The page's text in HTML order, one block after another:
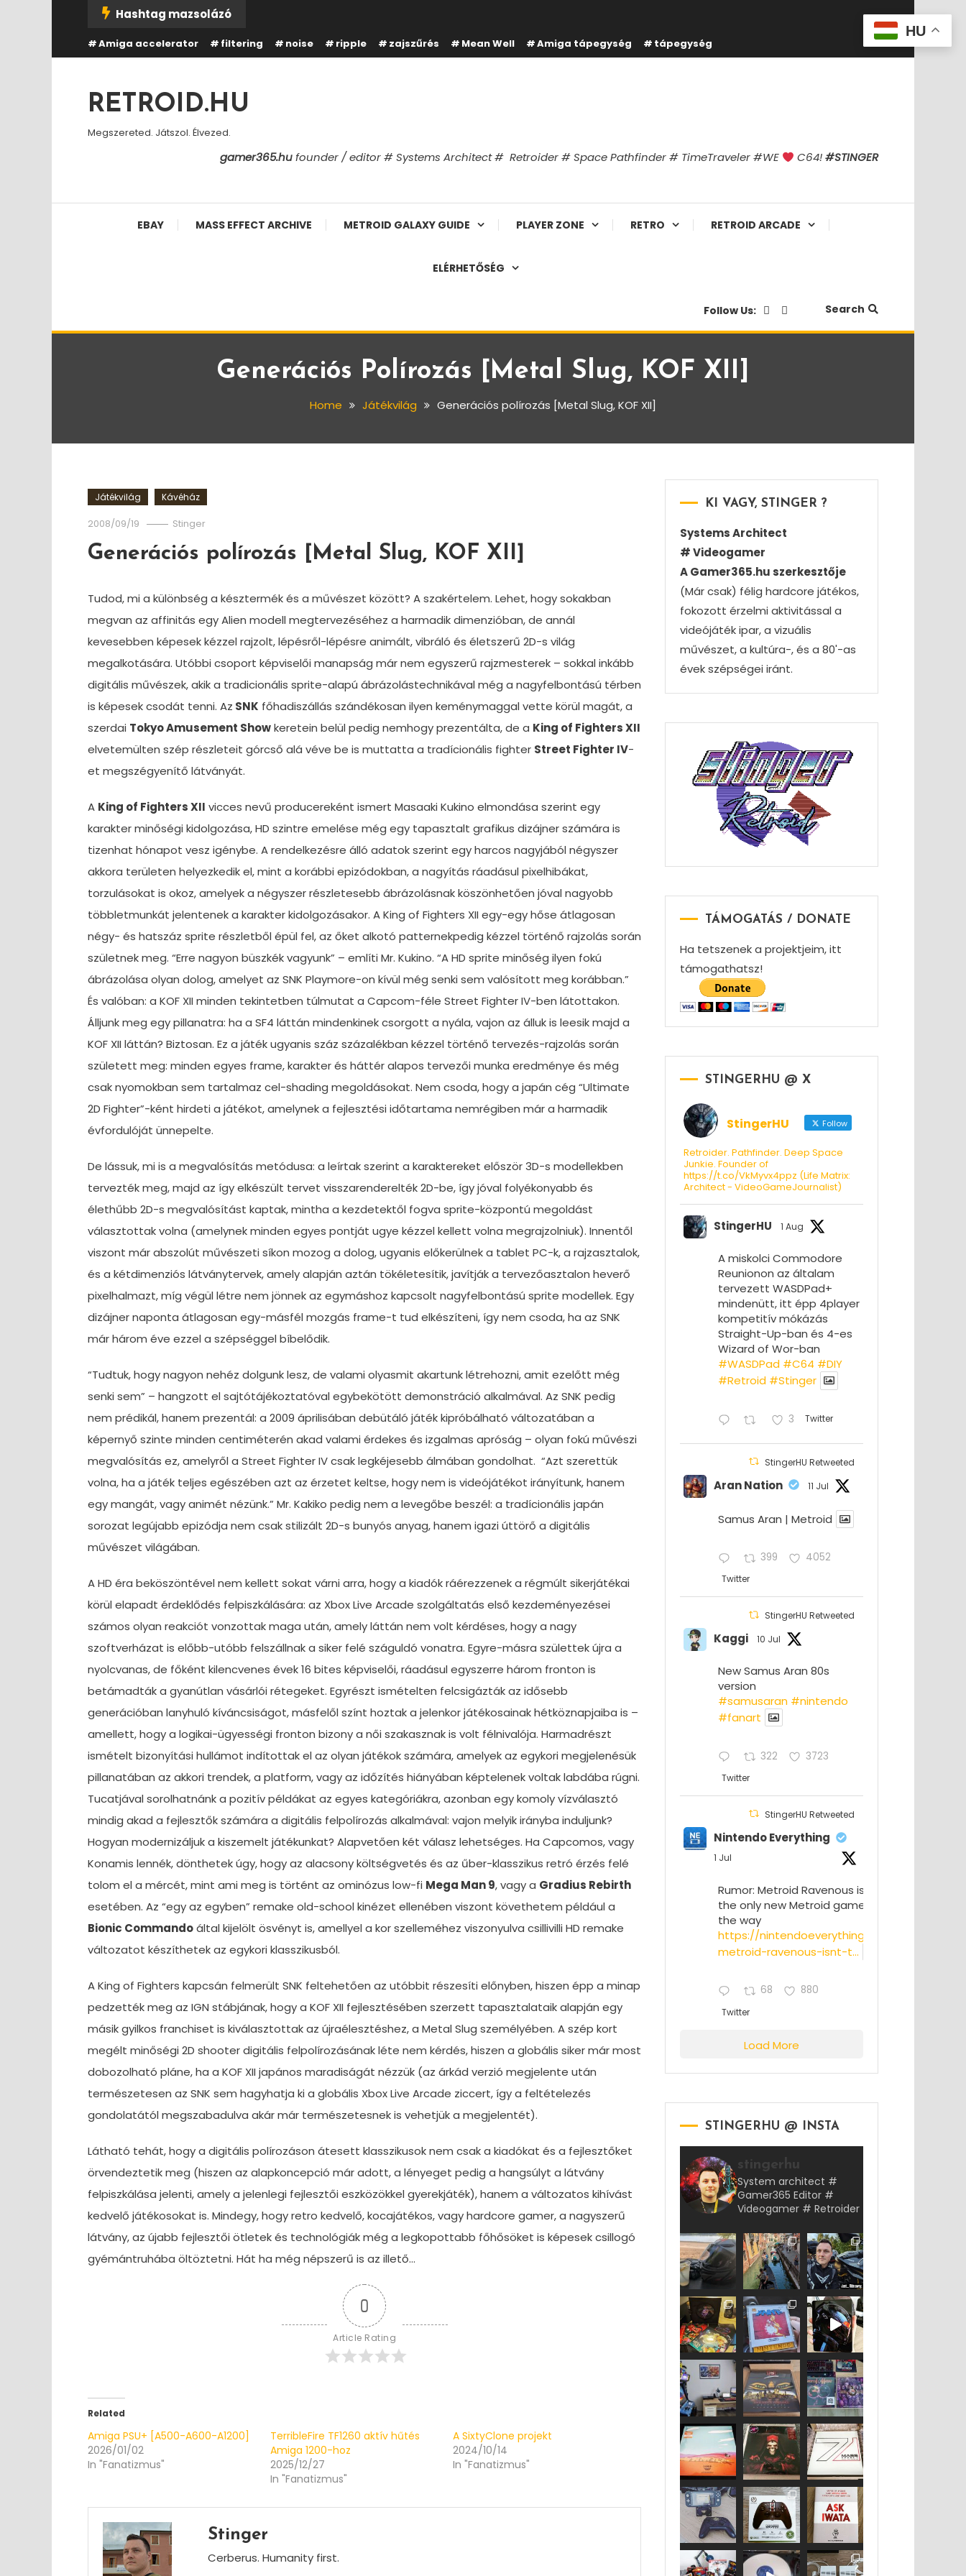
Content
Hashtag mazsolázó
Amiga accelerator filtering noise ripple zajszűrés Mean Well Amiga tápegység tápegység
RETROID.HU
Megszereted. Játszol. Élvezed.
gamer365.hufounder / editor # Systems Architect # Retroider # Space Pathfinder # TimeTraveler #WE C64!#STINGER
EBAY MASS EFFECT ARCHIVE METROID GALAXY GUIDE PLAYER ZONE RETRO RETROID ARCADE
ELÉRHETŐSÉG
Follow Us: Search
Generációs Polírozás [Metal Slug, KOF XII]
Home Játékvilág Generációs polírozás [Metal Slug, KOF XII]
Játékvilág Kávéház
2008/09/19 Stinger
Generációs polírozás [Metal Slug, KOF XII]
Tudod, mi a különbség a késztermék és a művészet között? A szakértelem. Lehet, hogy sokakban
megvan az affinitás egy Alien modell megtervezéséhez a harmadik dimenzióban, de annál
kevesebben képesek kézzel rajzolt, lépésről-lépésre animált, vibráló és életszerű 2D-s világ
megalkotására. Utóbbi csoport képviselői manapság már nem egyszerű rajzmesterek – sokkal inkább
digitális művészek, akik a tradicionális sprite-alapú ábrázolástechnikával még a nagyfelbontású térben
is képesek csodát tenni. Az SNK főhadiszállás szándékosan ilyen keménymaggal vette körül magát, a
szerdai Tokyo Amusement Showkeretein belül pedig nemhogy prezentálta, de a King of Fighters XII
elvetemülten szép részleteit górcső alá véve be is muttatta a tradícionális fighter Street Fighter IV-
et megszégyenítő látványát.
A King of Fighters XII vicces nevű producereként ismert Masaaki Kukino elmondása szerint egy
karakter minőségi kidolgozása, HD szintre emelése még egy tapasztalt grafikus dizájner számára is
tizenhat hónapot vesz igénybe. A rendelkezésre álló adatok szerint egy harcos nagyjából négyszer
akkora területen helyezkedik el, mint a korábbi epizódokban, a nagyítás ráadásul pixelhibákat,
torzulásokat is okoz, amelyek a négyszer részletesebb ábrázolásnak köszönhetően jóval nagyobb
többletmunkát jelentenek a karakter kidolgozásakor. A King of Fighters XII egy-egy hőse átlagosan
négy- és hatszáz sprite részletből épül fel, az őket alkotó patternekpedig kézzel történő rajzolás során
születnek meg. “Erre nagyon büszkék vagyunk” – említi Mr. Kukino. “A HD sprite minőség ilyen fokú
ábrázolása olyan dolog, amelyet az SNK Playmore-on kívül még senki sem valósított meg korábban.”
És valóban: a KOF XII minden tekintetben túlmutat a Capcom-féle Street Fighter IV-ben látottakon.
Álljunk meg egy pillanatra: ha a SF4 láttán mindenkinek csorgott a nyála, vajon az álluk is leesik majd a
KOF XII láttán? Biztosan. Ez a játék ugyanis száz százalékban kézzel történő tervezés-rajzolás során
született meg: minden egyes frame, karakter és háttér alapos tervezői munka eredménye és még
csak nyomokban sem tartalmaz cel-shading megoldásokat. Nem csoda, hogy a japán cég “Ultimate
2D Fighter”-ként hirdeti a játékot, amelynek a fejlesztési időtartama nemrégiben már a harmadik
évfordulóját ünnepelte.
De lássuk, mi is a megvalósítás metódusa: a leírtak szerint a karaktereket először 3D-s modellekben
tervezték meg, majd az így elkészült tervet visszarenderelték 2D-be, így jóval folyékonyabb és
élethűbb 2D-s megvalósítást kaptak, mintha a kezdetektől fogva sprite-központú megoldást
választottak volna (amelynek minden egyes pontját ugye kézzel kellett volna megrajzolniuk). Innentől
viszont már abszolút művészeti síkon mozog a dolog, ugyanis előkerülnek a tablet PC-k, a rajzasztalok,
és a kétdimenziós látványtervek, amely alapján aztán tökéletesítik, javítják a tervezőasztalon heverő
pixelhalmazt, míg végül létre nem jönnek az egymáshoz kapcsolt nagyfelbontású sprite modellek. Egy
dizájner naponta átlagosan egy-másfél mozgás frame-t tud elkészíteni, így nem csoda, ha az SNK
már három éve ezzel a szépséggel bíbelődik.
“Tudtuk, hogy nagyon nehéz dolgunk lesz, de valami olyasmit akartunk létrehozni, amit ezelőtt még
senki sem” – hangzott el sajtótájékoztatóval egybekötött demonstráció alkalmával. Az SNK pedig
nem prédikál, hanem prezentál: a 2009 áprilisában debütáló játék kipróbálható változatában a
képernyő szinte minden centiméterén akad valami érdekes és izgalmas apróság – olyan fokú művészi
megvalósítás ez, amelyről a Street Fighter IV csak legkéjesebb álmában gondolhat. “Azt szerettük
volna, ha a játék teljes egészében azt az érzetet keltse, hogy nem is videójátékot irányítunk, hanem
egy mangát, vagy animét nézünk.” Mr. Kakiko pedig nem a levegőbe beszél: a tradícionális japán
sorozat legújabb epizódja nem csak stilizált 2D-s bunyós anyag, hanem igazi úttörő a digitális
művészet világában.
A HD éra beköszöntével nem kellett sokat várni arra, hogy a kiadók ráérezzenek a régmúlt sikerjátékai
körül elapadt érdeklődés felpiszkálására: az Xbox Live Arcade szolgáltatás első kezdeményezései
számos olyan reakciót vonzottak maga után, amely láttán nem volt kérdéses, hogy a nagy
szoftverházat is előbb-utóbb felszállnak a siker felé száguldó vonatra. Egyre-másra születtek újra a
nyolcvanas, de főként kilencvenes évek 16 bites képviselői, ráadásul egyszerre három fronton is
betámadták a gyanútlan vásárlói rétegeket. Egyrészt ismételten felcsigázták az idősebb
generációban lanyhuló kíváncsiságot, másfelől színt hoztak a jelenkor játékosainak hétköznapjaiba is –
amellett, hogy a logikai-ügyességi fronton bizony a női szakasznak is volt félnivalója. Harmadrészt
ismételt bizonyítási hullámot indítottak el az olyan játékok számára, amelyek az egykori megjelenésük
pillanatában az akkori trendek, a platform, vagy az időzítés hiányában képtelenek voltak labdába rúgni.
Tucatjával sorolhatnánk a pozitív példákat az egyes kategóriákra, azonban egy komoly vízválasztó
mindig akad a fejlesztők számára a digitális felpolírozás alkalmával: vajon melyik irányba induljunk?
Hogyan modernizáljuk a kiszemelt játékunkat? Alapvetően két válasz lehetséges. Ha Capcomos, vagy
Konamis lennék, dönthetek úgy, hogy az alacsony költségvetés és az űber-klasszikus retró érzés felé
tolom el a mércét, mint ami meg is történt az ominózus low-fi Mega Man 9, vagy a Gradius Rebirth
esetében. Az “egy az egyben” remake old-school kinézet ellenében viszont követhetem például a
Bionic Commandoáltal kijelölt ösvényt is, amellyel a kor szelleméhez viszonyulva csillivilli HD remake
változatot készíthetek az egykori klasszikusból.
A King of Fighters kapcsán felmerült SNK feltehetően az utóbbit részesíti előnyben, hiszen épp a minap
pedzették meg az IGN stábjának, hogy a KOF XII fejlesztésében szerzett tapasztalataik alapján egy
másik gyilkos franchiset is kiválasztottak az újraélesztéshez, a Metal Slug személyében. A szép kort
megélt minőségi 2D shooter digitális felpolírozásának léte nem kérdés, hiszen a globális siker már most
dobozolható pláne, ha a KOF XII japános maradiságát nézzük (az árkád verzió megjelente után
természetesen az SNK sem hagyhatja ki a globális Xbox Live Arcade ziccert, így a feltételezés
gondolatától megszabadulva akár már természetesnek is vehetjük a megjelentét).
Látható tehát, hogy a digitális polírozáson átesett klasszikusok nem csak a kiadókat és a fejlesztőket
örvendeztetik meg (hiszen az alapkoncepció már adott, a lényeget pedig a hangsúlyt a látvány
felpiszkálása jelenti, amely a jelenlegi fejlesztői eszközökkel gyerekjáték), hanem a változatos kihívást
kedvelő játékosokat is. Mindegy, hogy retro kedvelő, kocajátékos, vagy hardcore gamer, a nagyszerű
látvány, az újabb fejlesztői ötletek és technológiák még a legkopottabb főhősöket is képesek csillogó
gyémántruhába öltöztetni. Hát ha még népszerű is az illető…
0
Article Rating
Related
Amiga PSU+ [A500-A600-A1200]
2026/01/02
In "Fanatizmus"
TerribleFire TF1260 aktív hűtés
Amiga 1200-hoz
2025/12/27
In "Fanatizmus"
A SixtyClone projekt
2024/10/14
In "Fanatizmus"
Stinger
Cerberus. Humanity first.
KI VAGY, STINGER ?
Systems Architect
# Videogamer
A Gamer365.hu szerkesztője
(Már csak) félig hardcore játékos,
fokozott érzelmi aktivitással a
videójáték ipar, a vizuális
művészet, a kultúra-, és a 80'-as
évek szépségei iránt.
TÁMOGATÁS / DONATE
Ha tetszenek a projektjeim, itt
támogathatsz!
STINGERHU @ X
StingerHU Follow
Retroider. Pathfinder. Deep Space
Junkie. Founder of
https://t.co/VkMyvx4ppz (Life Matrix:
Architect - VideoGameJournalist)
StingerHU 1 Aug
A miskolci Commodore
Reunionon az általam
tervezett WASDPad+
mindenütt, itt épp 4player
kompetitív mókázás
Straight-Up-ban és 4-es
Wizard of Wor-ban
#WASDPad #C64 #DIY
#Retroid #Stinger
3 Twitter
StingerHU Retweeted
Aran Nation 11 Jul
Samus Aran | Metroid
399 4052
Twitter
StingerHU Retweeted
Kaggi 10 Jul
New Samus Aran 80s
version
#samusaran #nintendo
#fanartㅤㅤㅤㅤ
322 3723
Twitter
StingerHU Retweeted
Nintendo Everything
1 Jul
Rumor: Metroid Ravenous isn’t
the only new Metroid game on
the way
https://nintendoeverything.com/rumor-
metroid-ravenous-isnt-t...
68 880
Twitter
Load More
STINGERHU @ INSTA
stingerhu
System architect #
Gamer365 Editor #
Videogamer # Retroider
HU